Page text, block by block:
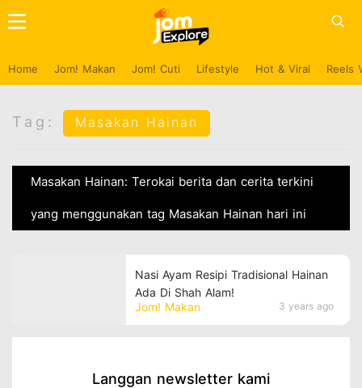
Home Jom! Makan Jom! Cuti Lifestyle Hot & Viral Reels
Tag: Masakan Hainan
Masakan Hainan: Terokai berita dan cerita terkini
yang menggunakan tag Masakan Hainan hari ini
Jom! Makan 3 years ago
Nasi Ayam Resipi Tradisional Hainan
Ada Di Shah Alam!
Langgan newsletter kami